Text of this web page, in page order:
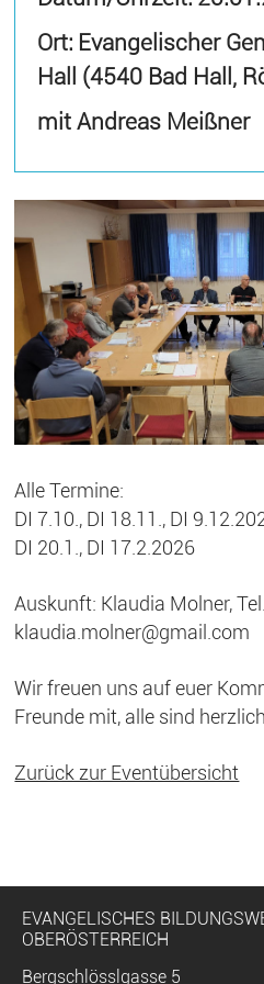
Ort: Evangelischer
Hall (4540 Bad Hall,
mit Andreas Meißner
Alle Termine:
DI 7.10., DI 18.11., DI
DI 20.1., DI 17.2.2026
Auskunft: Klaudia Molner,
klaudia.molner@gmail.com
Wir freuen uns auf euer
Freunde mit, alle sind
Zurück zur Eventübersicht
EVANGELISCHES
OBERÖSTERREICH
Bergschlösslgasse 5